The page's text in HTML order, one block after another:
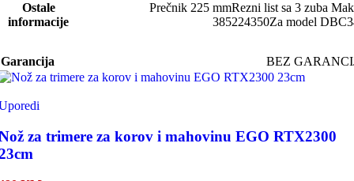
Ostale
informacije
Prečnik 225 mmRezni list sa 3 zuba
385224350Za model
Garancija BEZ
za trimere za korov i mahovinu EGO RTX2300